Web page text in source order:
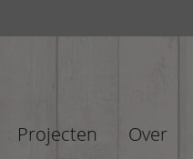
Projecten Over